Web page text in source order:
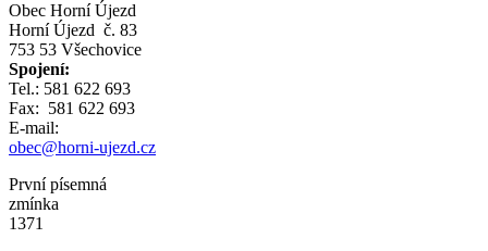
Obec Horní Újezd
Horní Újezd č. 83
753 53 Všechovice
Spojení:
Tel.: 581 622 693
Fax: 581 622 693
E-mail:
obec@horni-ujezd.cz
První písemná
zmínka
1371